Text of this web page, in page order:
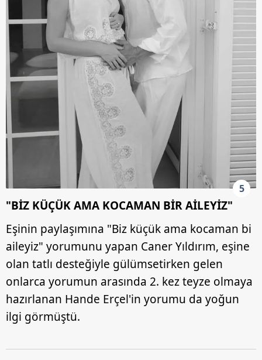
5
"BİZ KÜÇÜK AMA KOCAMAN BİR AİLEYİZ"
Eşinin paylaşımına "Biz küçük ama kocaman bi
aileyiz" yorumunu yapan Caner Yıldırım, eşine
olan tatlı desteğiyle gülümsetirken gelen
onlarca yorumun arasında 2. kez teyze olmaya
hazırlanan Hande Erçel'in yorumu da yoğun
ilgi görmüştü.